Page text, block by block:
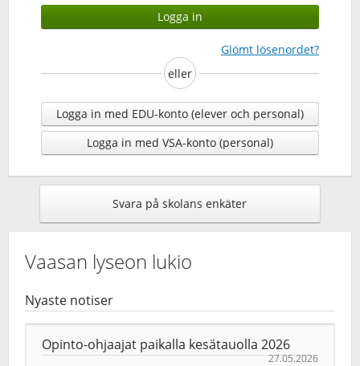
Glömt lösenordet?
eller
Logga in med EDU-konto (elever och personal)
Logga in med VSA-konto (personal)
Svara på skolans enkäter
Vaasan lyseon lukio
Nyaste notiser
Opinto-ohjaajat paikalla kesätauolla 2026
27.05.2026